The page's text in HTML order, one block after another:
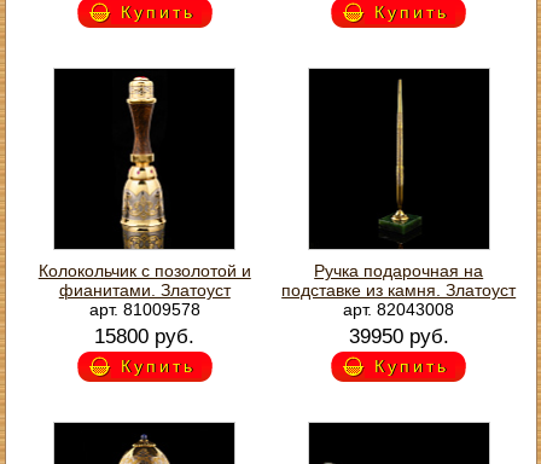
Купить Купить
Колокольчик с позолотой и
фианитами. Златоуст
арт. 81009578
15800 руб.
Купить
Ручка подарочная на
подставке из камня. Златоуст
арт. 82043008
39950 руб.
Купить